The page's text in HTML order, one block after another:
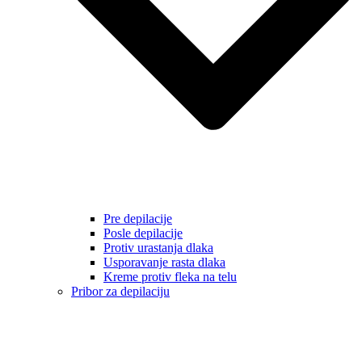
Pre depilacije
Posle depilacije
Protiv urastanja dlaka
Usporavanje rasta dlaka
Kreme protiv fleka na telu
Pribor za depilaciju